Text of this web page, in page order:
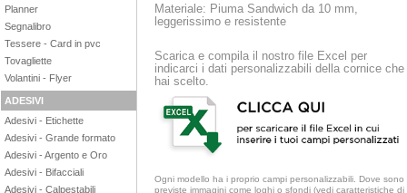
Planner
Segnalibro
Tessere - Card in pvc
Tovagliette
Volantini - Flyer
ADESIVI
Adesivi - Etichette
Adesivi - Grande formato
Adesivi - Argento e Oro
Adesivi - Bifacciali
Adesivi - Calpestabili
Materiale: Piuma Sandwich da 10 mm,
leggerissimo e resistente
Scarica e compila il nostro file Excel per
indicarci i dati personalizzabili della cornice che
hai scelto.
Ogni modello ha i proprio campi personalizzabili. Dove sono
previste immagini come loghi o sfondi (vedi caratteristiche di